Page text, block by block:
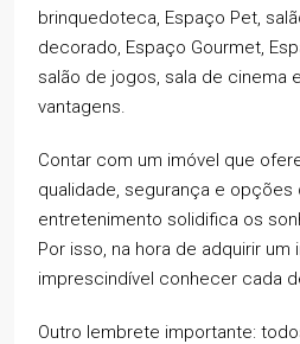
brinquedoteca, Espaço Pet,
decorado, Espaço Gourmet,
salão de jogos, sala de cinema
vantagens.
Contar com um imóvel que
qualidade, segurança e opções
entretenimento solidifica os
Por isso, na hora de adquirir
imprescindível conhecer cada
Outro lembrete importante: